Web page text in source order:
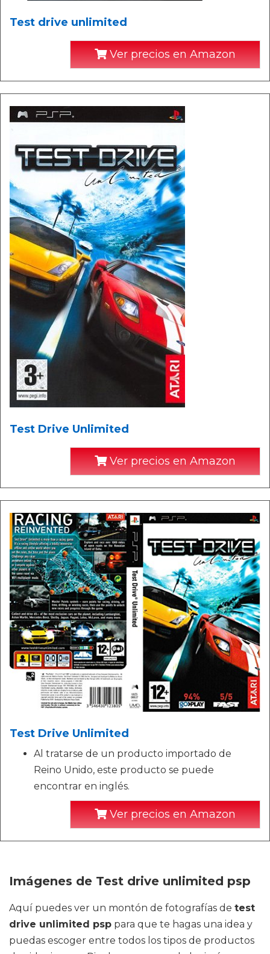
Test drive unlimited
Ver precios en Amazon
Test Drive Unlimited
Ver precios en Amazon
Test Drive Unlimited
Al tratarse de un producto importado de
Reino Unido, este producto se puede
encontrar en inglés.
Ver precios en Amazon
Imágenes de Test drive unlimited psp
Aquí puedes ver un montón de fotografías de test
drive unlimited psp para que te hagas una idea y
puedas escoger entre todos los tipos de productos